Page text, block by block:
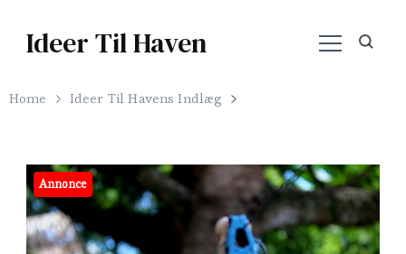
Ideer Til Haven
Home Ideer Til Havens Indlæg
Annonce